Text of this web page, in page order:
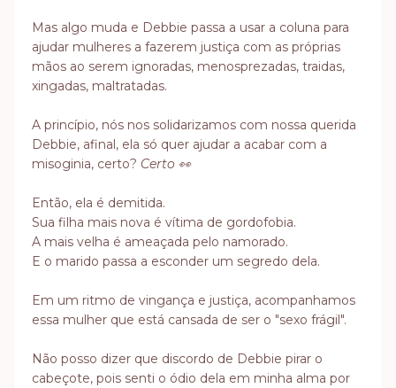
Mas algo muda e Debbie passa a usar a coluna para
ajudar mulheres a fazerem justiça com as próprias
mãos ao serem ignoradas, menosprezadas, traidas,
xingadas, maltratadas.
A princípio, nós nos solidarizamos com nossa querida
Debbie, afinal, ela só quer ajudar a acabar com a
misoginia, certo? Certo 👀
Então, ela é demitida.
Sua filha mais nova é vítima de gordofobia.
A mais velha é ameaçada pelo namorado.
E o marido passa a esconder um segredo dela.
Em um ritmo de vingança e justiça, acompanhamos
essa mulher que está cansada de ser o "sexo frágil".
Não posso dizer que discordo de Debbie pirar o
cabeçote, pois senti o ódio dela em minha alma por